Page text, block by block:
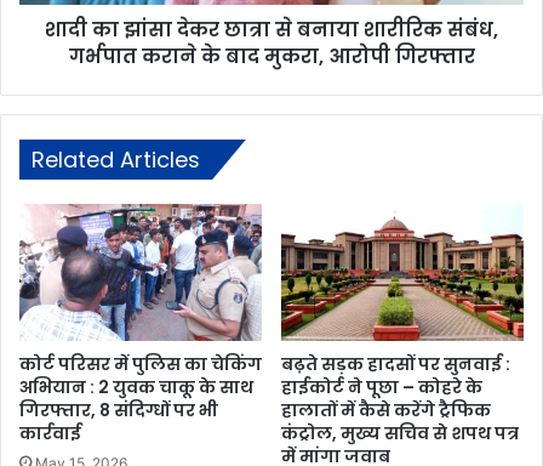
शादी का झांसा देकर छात्रा से बनाया शारीरिक संबंध,
गर्भपात कराने के बाद मुकरा, आरोपी गिरफ्तार
Related Articles
कोर्ट परिसर में पुलिस का चेकिंग
अभियान : 2 युवक चाकू के साथ
गिरफ्तार, 8 संदिग्धों पर भी
कार्रवाई
बढ़ते सड़क हादसों पर सुनवाई :
हाईकोर्ट ने पूछा – कोहरे के
हालातों में कैसे करेंगे ट्रैफिक
कंट्रोल, मुख्य सचिव से शपथ पत्र
में मांगा जवाब